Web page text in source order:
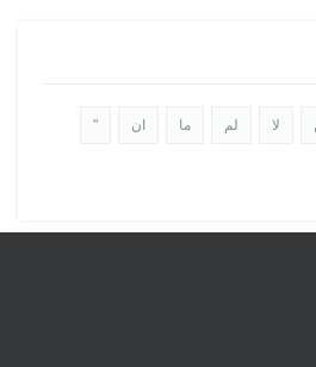
لا لم ما ان "